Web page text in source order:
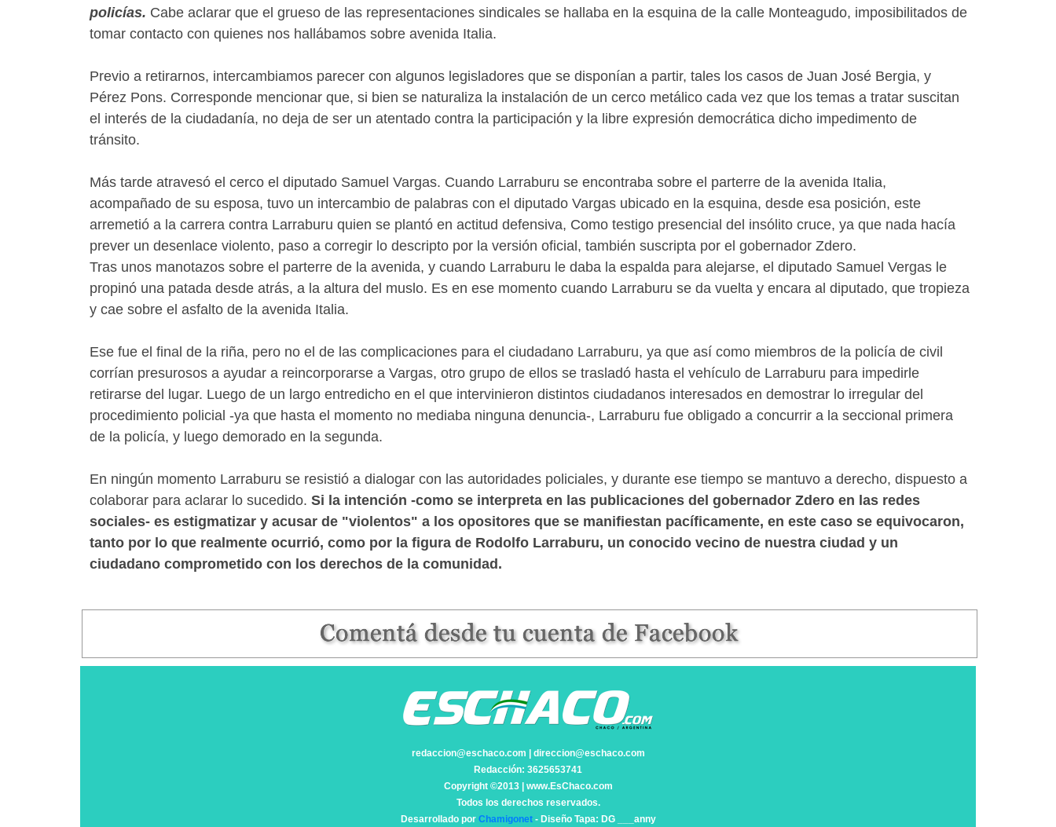
policías. Cabe aclarar que el grueso de las representaciones sindicales se hallaba en la esquina de la calle Monteagudo, imposibilitados de
tomar contacto con quienes nos hallábamos sobre avenida Italia.
Previo a retirarnos, intercambiamos parecer con algunos legisladores que se disponían a partir, tales los casos de Juan José Bergia, y
Pérez Pons. Corresponde mencionar que, si bien se naturaliza la instalación de un cerco metálico cada vez que los temas a tratar suscitan
el interés de la ciudadanía, no deja de ser un atentado contra la participación y la libre expresión democrática dicho impedimento de
tránsito.
Más tarde atravesó el cerco el diputado Samuel Vargas. Cuando Larraburu se encontraba sobre el parterre de la avenida Italia,
acompañado de su esposa, tuvo un intercambio de palabras con el diputado Vargas ubicado en la esquina, desde esa posición, este
arremetió a la carrera contra Larraburu quien se plantó en actitud defensiva, Como testigo presencial del insólito cruce, ya que nada hacía
prever un desenlace violento, paso a corregir lo descripto por la versión oficial, también suscripta por el gobernador Zdero.
Tras unos manotazos sobre el parterre de la avenida, y cuando Larraburu le daba la espalda para alejarse, el diputado Samuel Vergas le
propinó una patada desde atrás, a la altura del muslo. Es en ese momento cuando Larraburu se da vuelta y encara al diputado, que tropieza
y cae sobre el asfalto de la avenida Italia.
Ese fue el final de la riña, pero no el de las complicaciones para el ciudadano Larraburu, ya que así como miembros de la policía de civil
corrían presurosos a ayudar a reincorporarse a Vargas, otro grupo de ellos se trasladó hasta el vehículo de Larraburu para impedirle
retirarse del lugar. Luego de un largo entredicho en el que intervinieron distintos ciudadanos interesados en demostrar lo irregular del
procedimiento policial -ya que hasta el momento no mediaba ninguna denuncia-, Larraburu fue obligado a concurrir a la seccional primera
de la policía, y luego demorado en la segunda.
En ningún momento Larraburu se resistió a dialogar con las autoridades policiales, y durante ese tiempo se mantuvo a derecho, dispuesto a
colaborar para aclarar lo sucedido. Si la intención -como se interpreta en las publicaciones del gobernador Zdero en las redes
sociales- es estigmatizar y acusar de "violentos" a los opositores que se manifiestan pacíficamente, en este caso se equivocaron,
tanto por lo que realmente ocurrió, como por la figura de Rodolfo Larraburu, un conocido vecino de nuestra ciudad y un
ciudadano comprometido con los derechos de la comunidad.
redaccion@eschaco.com | direccion@eschaco.com
Redacción: 3625653741
Copyright ©2013 | www.EsChaco.com
Todos los derechos reservados.
Desarrollado por Chamigonet- Diseño Tapa: DG ___anny